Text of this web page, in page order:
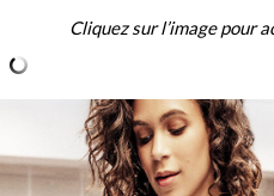
Cliquez sur l’image pour